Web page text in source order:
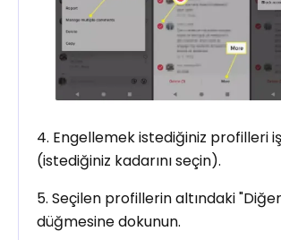
4. Engellemek istediğiniz profilleri
(istediğiniz kadarını seçin).
5. Seçilen profillerin altındaki
düğmesine dokunun.